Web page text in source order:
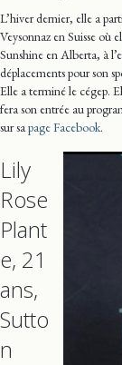
L’hiver dernier, elle a
Veysonnaz en Suisse où
Sunshine en Alberta, à
déplacements pour son
Elle a terminé le cégep.
fera son entrée au
sur sapage Facebook.
Lily
Rose
Plant
e, 21
ans,
Sutto
n